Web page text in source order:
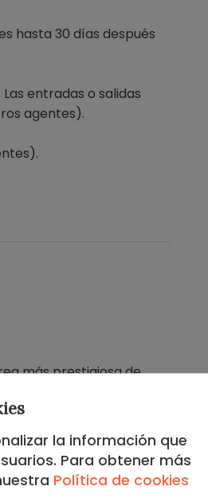
hasta 30 días después
entradas o salidas
agentes).
más prestigiosa de
.
vanguardia y las
del Retiro. Es ideal
perfecta.
la información que
Para obtener más
Política de cookies